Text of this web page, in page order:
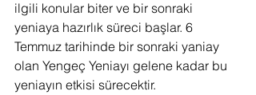
ilgili konular biter ve bir sonraki
yeniaya hazırlık süreci başlar. 6
Temmuz tarihinde bir sonraki yaniay
olan Yengeç Yeniayı gelene kadar bu
yeniayın etkisi sürecektir.